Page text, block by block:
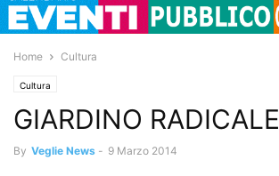
Home Cultura
Cultura
GIARDINO RADICALE
By Veglie News - 9 Marzo 2014